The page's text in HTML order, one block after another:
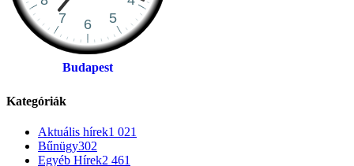
Budapest
Kategóriák
Aktuális hírek1 021
Bűnügy302
Egyéb Hírek2 461